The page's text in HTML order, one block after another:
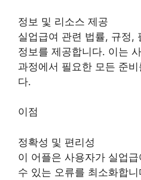
정보 및 리소스 제공
실업급여 관련 법률, 규정,
정보를 제공합니다. 이는
과정에서 필요한 모든 준
다.
이점
정확성 및 편리성
이 어플은 사용자가 실업
수 있는 오류를 최소화합